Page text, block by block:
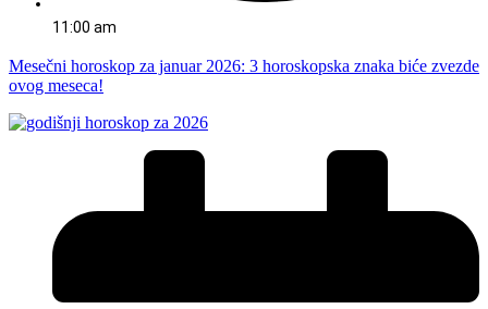
11:00 am
Mesečni horoskop za januar 2026: 3 horoskopska znaka biće zvezde
ovog meseca!